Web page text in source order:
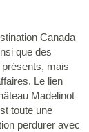
Canada
que des
mais
Le lien
Madelinot
toute une
perdurer avec